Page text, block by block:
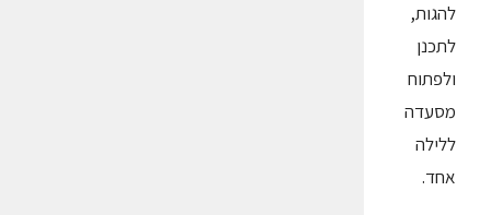
להגות,
לתכנן
ולפתוח
מסעדה
ללילה
אחד.